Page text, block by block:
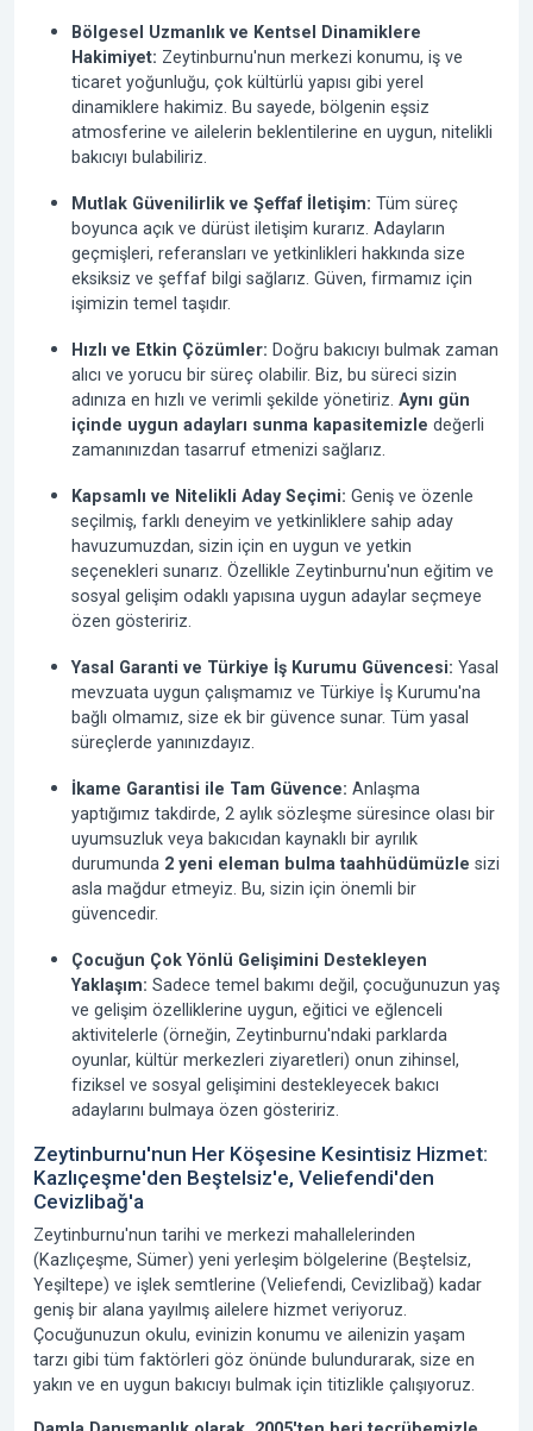
Bölgesel Uzmanlık ve Kentsel Dinamiklere
Hakimiyet: Zeytinburnu'nun merkezi konumu, iş ve
ticaret yoğunluğu, çok kültürlü yapısı gibi yerel
dinamiklere hakimiz. Bu sayede, bölgenin eşsiz
atmosferine ve ailelerin beklentilerine en uygun, nitelikli
bakıcıyı bulabiliriz.
Mutlak Güvenilirlik ve Şeffaf İletişim: Tüm süreç
boyunca açık ve dürüst iletişim kurarız. Adayların
geçmişleri, referansları ve yetkinlikleri hakkında size
eksiksiz ve şeffaf bilgi sağlarız. Güven, firmamız için
işimizin temel taşıdır.
Hızlı ve Etkin Çözümler: Doğru bakıcıyı bulmak zaman
alıcı ve yorucu bir süreç olabilir. Biz, bu süreci sizin
adınıza en hızlı ve verimli şekilde yönetiriz. Aynı gün
içinde uygun adayları sunma kapasitemizle değerli
zamanınızdan tasarruf etmenizi sağlarız.
Kapsamlı ve Nitelikli Aday Seçimi: Geniş ve özenle
seçilmiş, farklı deneyim ve yetkinliklere sahip aday
havuzumuzdan, sizin için en uygun ve yetkin
seçenekleri sunarız. Özellikle Zeytinburnu'nun eğitim ve
sosyal gelişim odaklı yapısına uygun adaylar seçmeye
özen gösteririz.
Yasal Garanti ve Türkiye İş Kurumu Güvencesi: Yasal
mevzuata uygun çalışmamız ve Türkiye İş Kurumu'na
bağlı olmamız, size ek bir güvence sunar. Tüm yasal
süreçlerde yanınızdayız.
İkame Garantisi ile Tam Güvence: Anlaşma
yaptığımız takdirde, 2 aylık sözleşme süresince olası bir
uyumsuzluk veya bakıcıdan kaynaklı bir ayrılık
durumunda 2 yeni eleman bulma taahhüdümüzle sizi
asla mağdur etmeyiz. Bu, sizin için önemli bir
güvencedir.
Çocuğun Çok Yönlü Gelişimini Destekleyen
Yaklaşım: Sadece temel bakımı değil, çocuğunuzun yaş
ve gelişim özelliklerine uygun, eğitici ve eğlenceli
aktivitelerle (örneğin, Zeytinburnu'ndaki parklarda
oyunlar, kültür merkezleri ziyaretleri) onun zihinsel,
fiziksel ve sosyal gelişimini destekleyecek bakıcı
adaylarını bulmaya özen gösteririz.
Zeytinburnu'nun Her Köşesine Kesintisiz Hizmet:
Kazlıçeşme'den Beştelsiz'e, Veliefendi'den
Cevizlibağ'a
Zeytinburnu'nun tarihi ve merkezi mahallelerinden
(Kazlıçeşme, Sümer) yeni yerleşim bölgelerine (Beştelsiz,
Yeşiltepe) ve işlek semtlerine (Veliefendi, Cevizlibağ) kadar
geniş bir alana yayılmış ailelere hizmet veriyoruz.
Çocuğunuzun okulu, evinizin konumu ve ailenizin yaşam
tarzı gibi tüm faktörleri göz önünde bulundurarak, size en
yakın ve en uygun bakıcıyı bulmak için titizlikle çalışıyoruz.